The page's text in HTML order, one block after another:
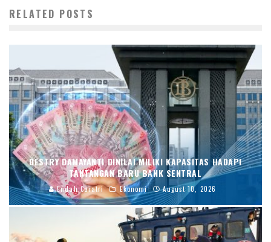
RELATED POSTS
DESTRY DAMAYANTI DINILAI MILIKI KAPASITAS HADAPI
TANTANGAN BARU BANK SENTRAL
Endah Caratri Ekonomi August 10, 2026